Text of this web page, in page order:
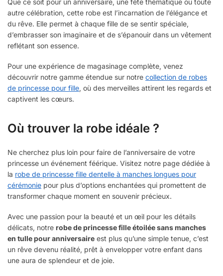
autre célébration, cette robe est l’incarnation de l’élégance et
du rêve. Elle permet à chaque fille de se sentir spéciale,
d’embrasser son imaginaire et de s’épanouir dans un vêtement
reflétant son essence.
Pour une expérience de magasinage complète, venez
découvrir notre gamme étendue sur notre collection de robes
de princesse pour fille, où des merveilles attirent les regards et
captivent les cœurs.
Où trouver la robe idéale ?
Ne cherchez plus loin pour faire de l’anniversaire de votre
princesse un événement féérique. Visitez notre page dédiée à
la robe de princesse fille dentelle à manches longues pour
cérémonie pour plus d’options enchantées qui promettent de
transformer chaque moment en souvenir précieux.
Avec une passion pour la beauté et un œil pour les détails
délicats, notre robe de princesse fille étoilée sans manches
en tulle pour anniversaire est plus qu’une simple tenue, c’est
un rêve devenu réalité, prêt à envelopper votre enfant dans
une aura de splendeur et de joie.